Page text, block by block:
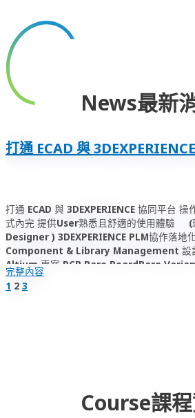
News最新
打通 ECAD 與
打通 ECAD 與 3DEXPERIENCE 協同平台 操
式內完 提供User熟悉且舒適的使用體驗
Designer ) 3DEXPERIENCE PLM協作落地
Component & Library Management 設
Altium 專案 PCB Bare BoardBare
庫可匯入並集中管理 匯入本地 Altium 專案
Designer 專屬資料庫格式) SchLib（原理
完整內容
1 2 3
Course課